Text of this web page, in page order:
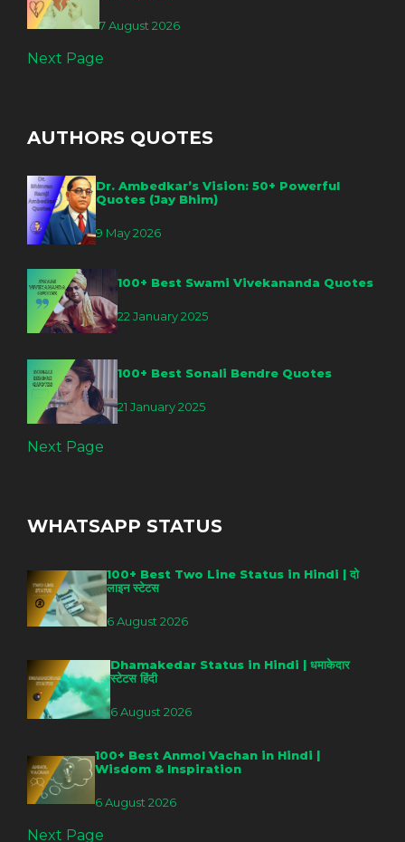
7 August 2026
Next Page
AUTHORS QUOTES
Dr. Ambedkar’s Vision: 50+ Powerful
Quotes (Jay Bhim)
9 May 2026
100+ Best Swami Vivekananda Quotes
22 January 2025
100+ Best Sonali Bendre Quotes
21 January 2025
Next Page
WHATSAPP STATUS
100+ Best Two Line Status in Hindi | दो
लाइन स्टेटस
6 August 2026
Dhamakedar Status in Hindi | धमाकेदार
स्टेटस हिंदी
6 August 2026
100+ Best Anmol Vachan in Hindi |
Wisdom & Inspiration
6 August 2026
Next Page